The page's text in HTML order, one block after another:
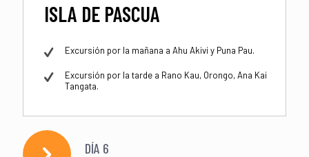
ISLA DE PASCUA
Excursión por la mañana a Ahu Akivi y Puna Pau.
Excursión por la tarde a Rano Kau, Orongo, Ana Kai
Tangata.
DÍA 6